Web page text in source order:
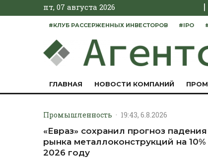
пт, 07 августа 2026 |
#КЛУБ РАССЕРЖЕННЫХ ИНВЕСТОРОВ #IPO
ГЛАВНАЯ НОВОСТИ КОМПАНИЙ
Промышленность · 19:43, 6.8.2026
«Евраз» сохранил прогноз падения
рынка металлоконструкций на 10%
2026 году